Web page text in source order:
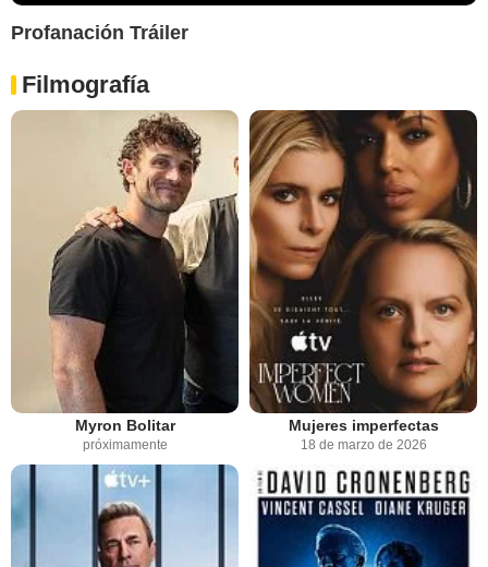
Profanación Tráiler
Filmografía
Myron Bolitar
próximamente
Mujeres imperfectas
18 de marzo de 2026